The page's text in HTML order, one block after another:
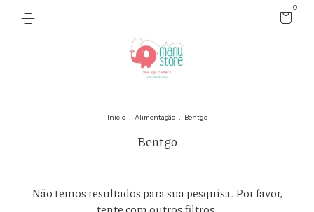
0
Início Alimentação Bentgo
Bentgo
Não temos resultados para sua pesquisa. Por favor,
tente com outros filtros.